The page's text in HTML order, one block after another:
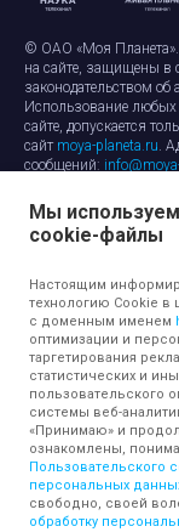
© ОАО «Моя Планета».
на сайте, защищены в
законодательством
Использование
сайте, допускается
сайт moya-planeta.ru.
сообщений:
Правила сайта
Защита
Мы используем
cookie-файлы
Настоящим
технологию Cookie в
с доменным именем
оптимизации и
таргетирования
статистических и
пользовательского
системы веб-
«Принимаю» и
ознакомлены,
Пользовательского
персональных
свободно, своей
обработку